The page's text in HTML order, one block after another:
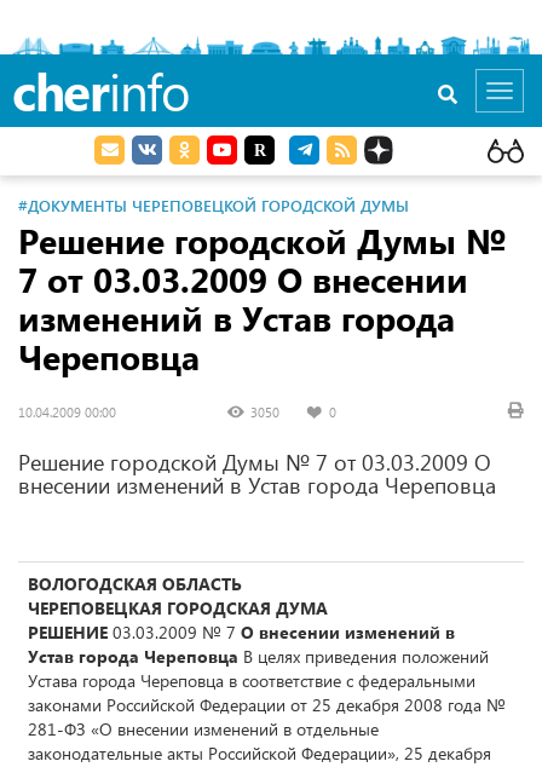
cherinfo
#ДОКУМЕНТЫ ЧЕРЕПОВЕЦКОЙ ГОРОДСКОЙ ДУМЫ
Решение городской Думы №
7 от 03.03.2009 О внесении
изменений в Устав города
Череповца
10.04.2009 00:00 3050 0
Решение городской Думы № 7 от 03.03.2009 О
внесении изменений в Устав города Череповца
ВОЛОГОДСКАЯ ОБЛАСТЬ
ЧЕРЕПОВЕЦКАЯ ГОРОДСКАЯ ДУМА
РЕШЕНИЕ 03.03.2009 № 7 О внесении изменений в
Устав города Череповца В целях приведения положений
Устава города Череповца в соответствие с федеральными
законами Российской Федерации от 25 декабря 2008 года №
281-ФЗ «О внесении изменений в отдельные
законодательные акты Российской Федерации», 25 декабря